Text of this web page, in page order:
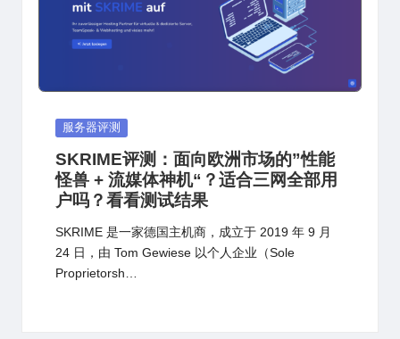
Posted
服务器评测
SKRIME评测：面向欧洲市场的”性能
怪兽 + 流媒体神机“？适合三网全部用
户吗？看看测试结果
SKRIME 是一家德国主机商，成立于 2019 年 9 月
24 日，由 Tom Gewiese 以个人企业（Sole
Proprietorsh…